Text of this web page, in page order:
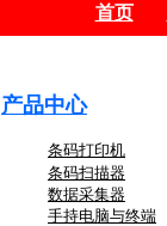
首页
产品中心
条码打印机
条码扫描器
数据采集器
手持电脑与终端